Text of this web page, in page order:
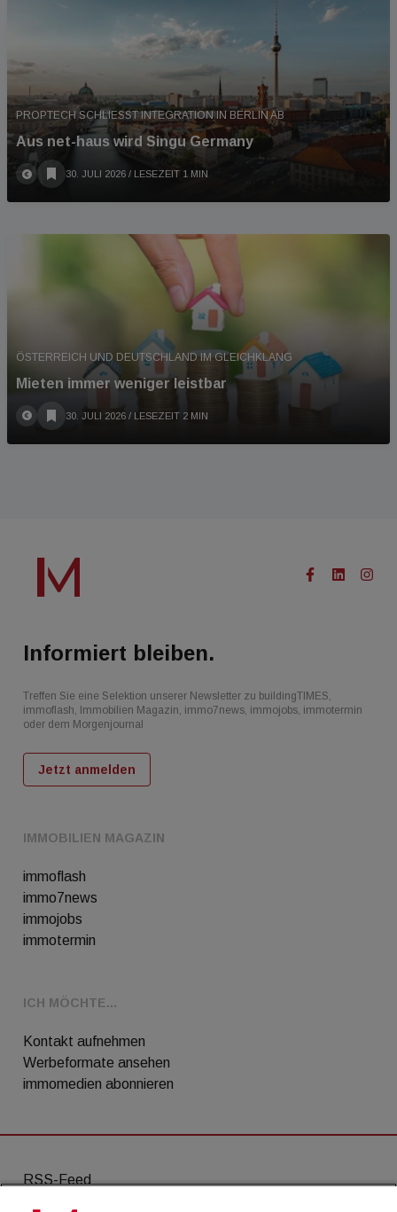
PROPTECH SCHLIESST INTEGRATION IN BERLIN AB
Aus net-haus wird Singu Germany
30. JULI 2026 / LESEZEIT 1 MIN
ÖSTERREICH UND DEUTSCHLAND IM GLEICHKLANG
Mieten immer weniger leistbar
30. JULI 2026 / LESEZEIT 2 MIN
IMMOBILIEN MAGAZIN
immoflash
immo7news
immojobs
immotermin
ICH MÖCHTE...
Kontakt aufnehmen
Werbeformate ansehen
immomedien abonnieren
Informiert bleiben.
Treffen Sie eine Selektion unserer Newsletter zu buildingTIMES,
immoflash, Immobilien Magazin, immo7news, immojobs, immotermin
oder dem Morgenjournal
Jetzt anmelden
RSS-Feed